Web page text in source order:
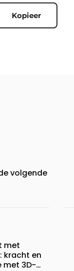
Kopieer
volgende
met
kracht en
met 3D-